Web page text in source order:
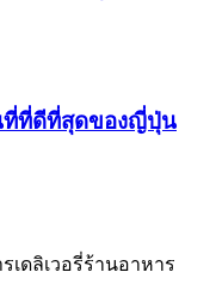
ที่ที่ดีที่สุดของญี่ปุ่น
ดลิเวอรี่ร้านอาหาร